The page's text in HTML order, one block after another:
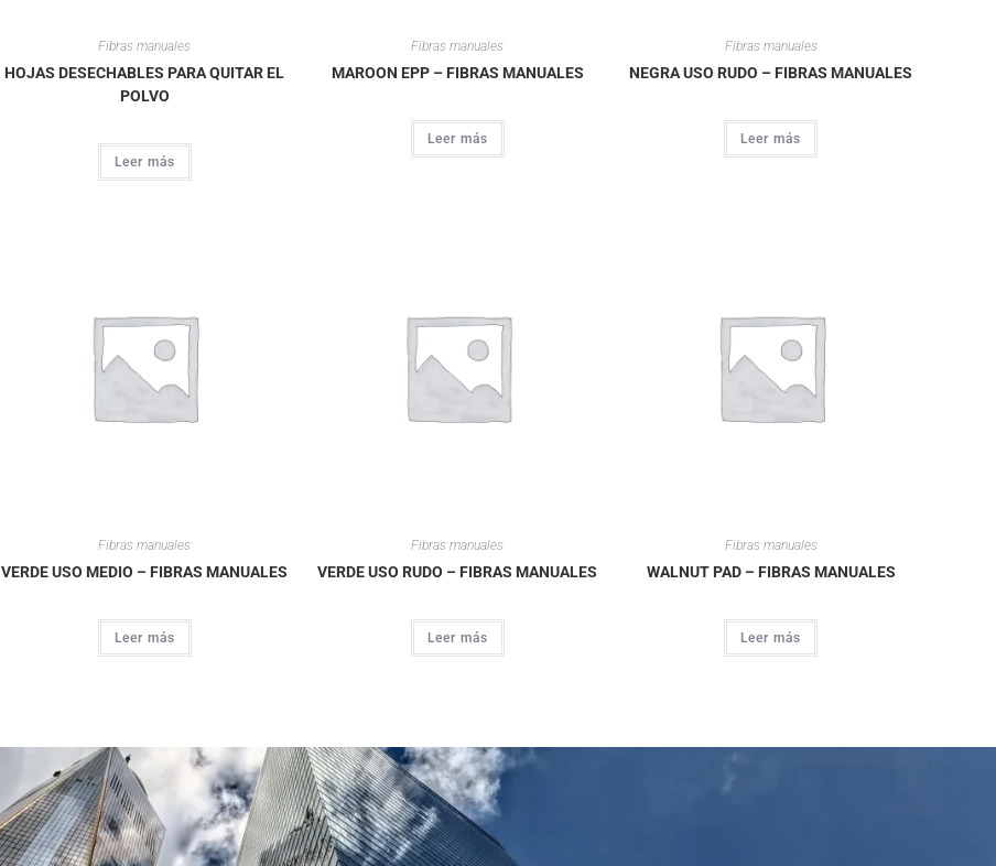
Fibras manuales
HOJAS DESECHABLES PARA QUITAR EL
POLVO
Leer más
Fibras manuales
MAROON EPP – FIBRAS MANUALES
Leer más
Fibras manuales
NEGRA USO RUDO – FIBRAS MANUALES
Leer más
Fibras manuales
VERDE USO MEDIO – FIBRAS MANUALES
Leer más
Fibras manuales
VERDE USO RUDO – FIBRAS MANUALES
Leer más
Fibras manuales
WALNUT PAD – FIBRAS MANUALES
Leer más